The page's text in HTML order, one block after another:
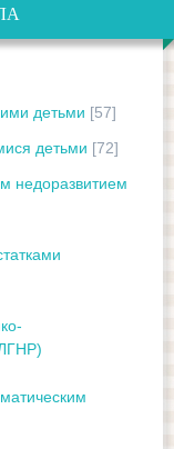
детьми [57]
детьми [72]
недоразвитием